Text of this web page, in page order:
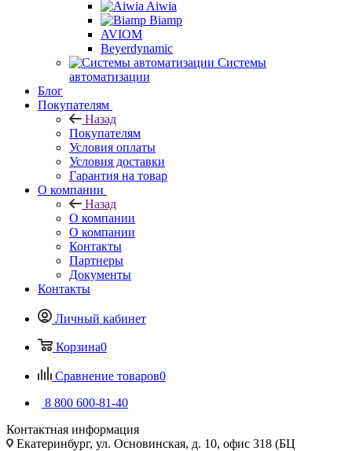
Aiwia
Biamp
AVIOM
Beyerdynamic
Системы
автоматизации
Блог
Покупателям
Назад
Покупателям
Условия оплаты
Условия доставки
Гарантия на товар
О компании
Назад
О компании
О компании
Контакты
Партнеры
Документы
Контакты
Личный кабинет
Корзина0
Сравнение товаров0
8 800 600-81-40
Контактная информация
Екатеринбург, ул. Основинская, д. 10, офис 318 (БЦ